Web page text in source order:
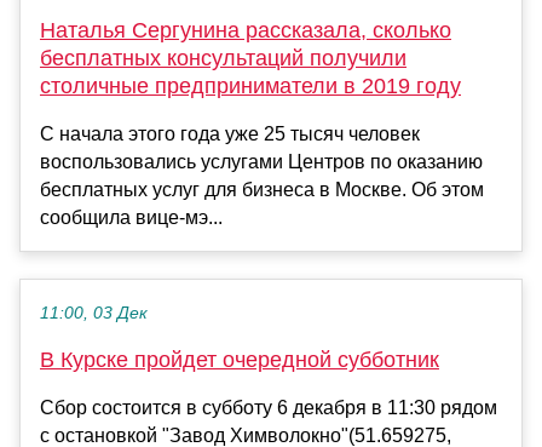
Наталья Сергунина рассказала, сколько
бесплатных консультаций получили
столичные предприниматели в 2019 году
С начала этого года уже 25 тысяч человек
воспользовались услугами Центров по оказанию
бесплатных услуг для бизнеса в Москве. Об этом
сообщила вице-мэ...
11:00, 03 Дек
В Курске пройдет очередной субботник
Сбор состоится в субботу 6 декабря в 11:30 рядом
с остановкой "Завод Химволокно"(51.659275,